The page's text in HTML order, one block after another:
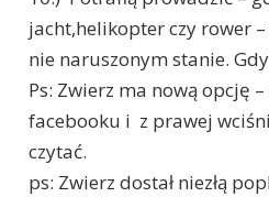
jacht,helikopter czy rower
nie naruszonym stanie.
Ps: Zwierz ma nową opcję
facebooku i z prawej
czytać.
ps: Zwierz dostał niezłą